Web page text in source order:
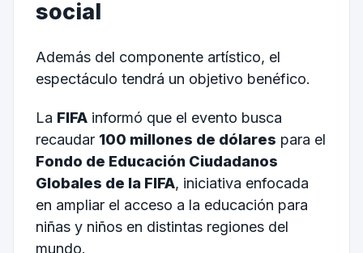
social
Además del componente artístico, el
espectáculo tendrá un objetivo benéfico.
La FIFAinformó que el evento busca
recaudar 100 millones de dólares para el
Fondo de Educación Ciudadanos
Globales de la FIFA, iniciativa enfocada
en ampliar el acceso a la educación para
niñas y niños en distintas regiones del
mundo.